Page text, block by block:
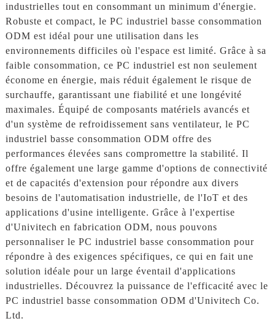
industrielles tout en consommant un minimum d'énergie.
Robuste et compact, le PC industriel basse consommation
ODM est idéal pour une utilisation dans les
environnements difficiles où l'espace est limité. Grâce à sa
faible consommation, ce PC industriel est non seulement
économe en énergie, mais réduit également le risque de
surchauffe, garantissant une fiabilité et une longévité
maximales. Équipé de composants matériels avancés et
d'un système de refroidissement sans ventilateur, le PC
industriel basse consommation ODM offre des
performances élevées sans compromettre la stabilité. Il
offre également une large gamme d'options de connectivité
et de capacités d'extension pour répondre aux divers
besoins de l'automatisation industrielle, de l'IoT et des
applications d'usine intelligente. Grâce à l'expertise
d'Univitech en fabrication ODM, nous pouvons
personnaliser le PC industriel basse consommation pour
répondre à des exigences spécifiques, ce qui en fait une
solution idéale pour un large éventail d'applications
industrielles. Découvrez la puissance de l'efficacité avec le
PC industriel basse consommation ODM d'Univitech Co.
Ltd.